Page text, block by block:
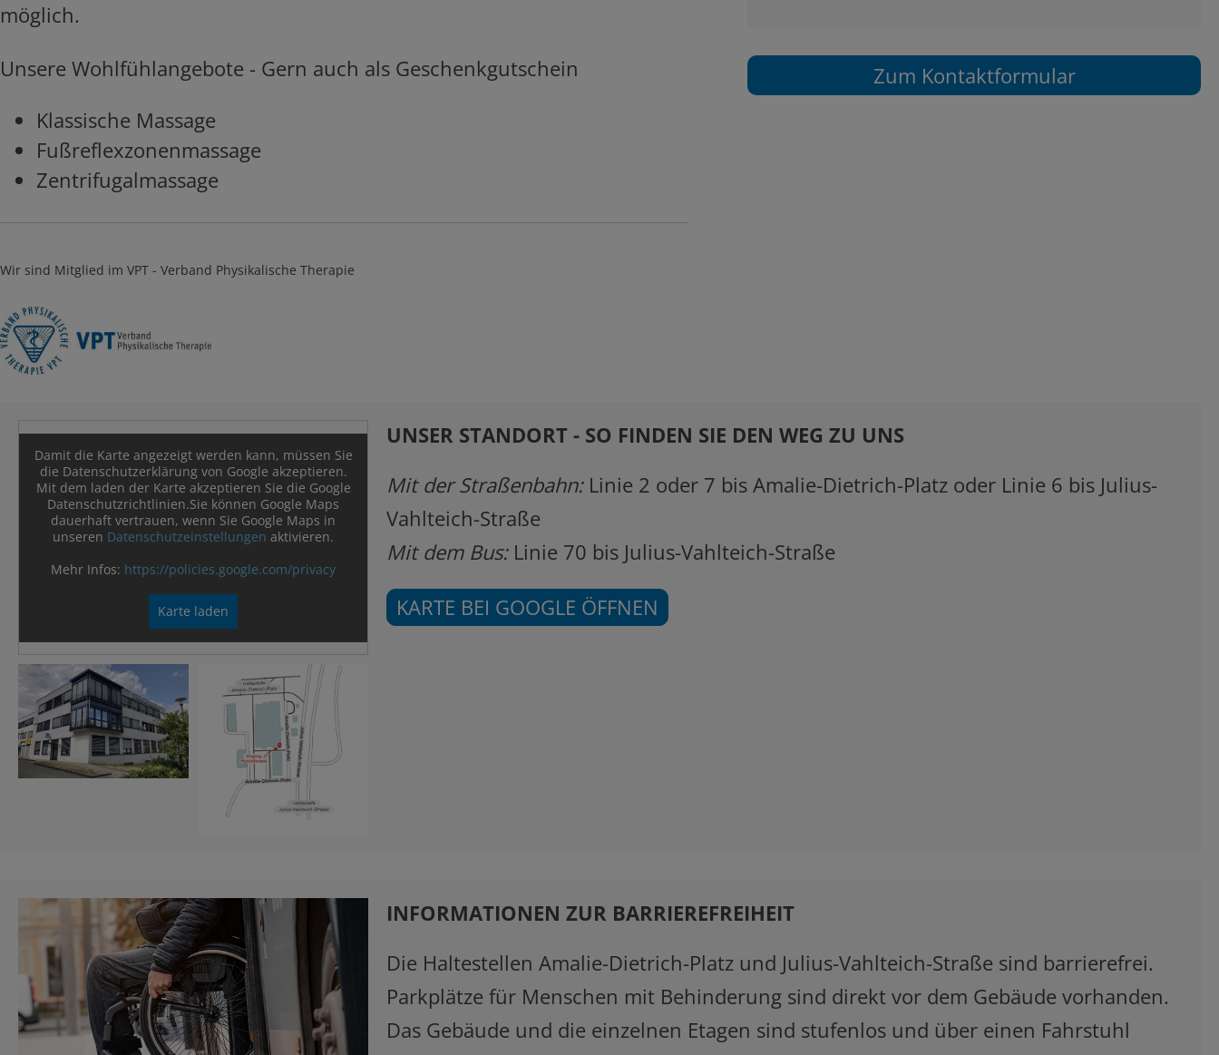
möglich.
Unsere Wohlfühlangebote - Gern auch als Geschenkgutschein
Klassische Massage
Fußreflexzonenmassage
Zentrifugalmassage
Wir sind Mitglied im VPT - Verband Physikalische Therapie
Zum Kontaktformular
Damit die Karte angezeigt werden kann, müssen Sie
die Datenschutzerklärung von Google akzeptieren.
Mit dem laden der Karte akzeptieren Sie die Google
Datenschutzrichtlinien.Sie können Google Maps
dauerhaft vertrauen, wenn Sie Google Maps in
unseren Datenschutzeinstellungen aktivieren.
Mehr Infos: https://policies.google.com/privacy
Karte laden
UNSER STANDORT - SO FINDEN SIE DEN WEG ZU UNS
Mit der Straßenbahn: Linie 2 oder 7 bis Amalie-Dietrich-Platz oder Linie 6 bis Julius-
Vahlteich-Straße
Mit dem Bus:Linie 70 bis Julius-Vahlteich-Straße
KARTE BEI GOOGLE ÖFFNEN
INFORMATIONEN ZUR BARRIEREFREIHEIT
Die Haltestellen Amalie-Dietrich-Platz und Julius-Vahlteich-Straße sind barrierefrei.
Parkplätze für Menschen mit Behinderung sind direkt vor dem Gebäude vorhanden.
Das Gebäude und die einzelnen Etagen sind stufenlos und über einen Fahrstuhl